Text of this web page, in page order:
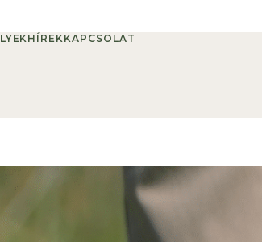
HÍREKKAPCSOLAT